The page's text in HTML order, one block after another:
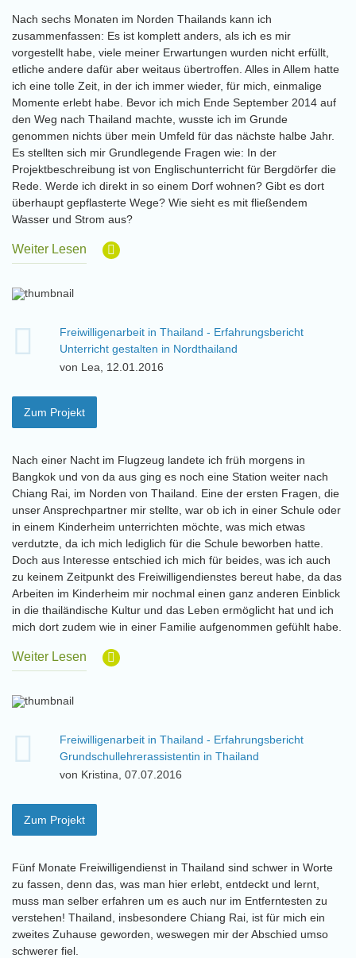
Nach sechs Monaten im Norden Thailands kann ich
zusammenfassen: Es ist komplett anders, als ich es mir
vorgestellt habe, viele meiner Erwartungen wurden nicht erfüllt,
etliche andere dafür aber weitaus übertroffen. Alles in Allem hatte
ich eine tolle Zeit, in der ich immer wieder, für mich, einmalige
Momente erlebt habe. Bevor ich mich Ende September 2014 auf
den Weg nach Thailand machte, wusste ich im Grunde
genommen nichts über mein Umfeld für das nächste halbe Jahr.
Es stellten sich mir Grundlegende Fragen wie: In der
Projektbeschreibung ist von Englischunterricht für Bergdörfer die
Rede. Werde ich direkt in so einem Dorf wohnen? Gibt es dort
überhaupt gepflasterte Wege? Wie sieht es mit fließendem
Wasser und Strom aus?
Weiter Lesen
Freiwilligenarbeit in Thailand - Erfahrungsbericht
Unterricht gestalten in Nordthailand
von Lea, 12.01.2016
Zum Projekt
Nach einer Nacht im Flugzeug landete ich früh morgens in
Bangkok und von da aus ging es noch eine Station weiter nach
Chiang Rai, im Norden von Thailand. Eine der ersten Fragen, die
unser Ansprechpartner mir stellte, war ob ich in einer Schule oder
in einem Kinderheim unterrichten möchte, was mich etwas
verdutzte, da ich mich lediglich für die Schule beworben hatte.
Doch aus Interesse entschied ich mich für beides, was ich auch
zu keinem Zeitpunkt des Freiwilligendienstes bereut habe, da das
Arbeiten im Kinderheim mir nochmal einen ganz anderen Einblick
in die thailändische Kultur und das Leben ermöglicht hat und ich
mich dort zudem wie in einer Familie aufgenommen gefühlt habe.
Weiter Lesen
Freiwilligenarbeit in Thailand - Erfahrungsbericht
Grundschullehrerassistentin in Thailand
von Kristina, 07.07.2016
Zum Projekt
Fünf Monate Freiwilligendienst in Thailand sind schwer in Worte
zu fassen, denn das, was man hier erlebt, entdeckt und lernt,
muss man selber erfahren um es auch nur im Entferntesten zu
verstehen! Thailand, insbesondere Chiang Rai, ist für mich ein
zweites Zuhause geworden, weswegen mir der Abschied umso
schwerer fiel.